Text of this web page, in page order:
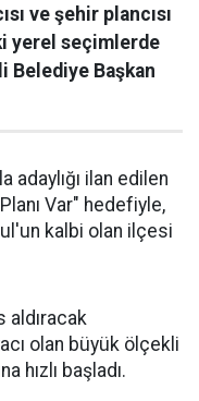
ve şehir plancısı
yerel seçimlerde
Belediye Başkan
adaylığı ilan edilen
Var" hedefiyle,
kalbi olan ilçesi
aldıracak
olan büyük ölçekli
hızlı başladı.